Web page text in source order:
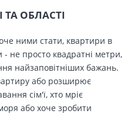
ТА ОБЛАСТІ
ними стати, квартири в
не просто квадратні метри,
найзаповітніших бажань.
або розширює
сім'ї, хто мріє
або хоче зробити